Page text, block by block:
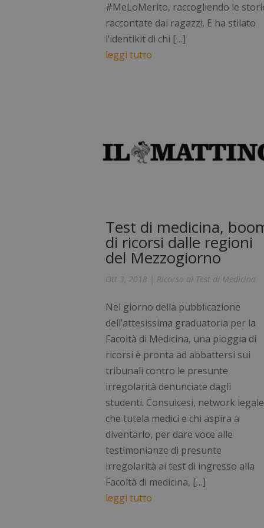
#MeLoMerito, raccogliendo le
raccontate dai ragazzi. E ha stilato
l’identikit di chi […]
leggi tutto
Test di medicina,
di ricorsi dalle regioni
del Mezzogiorno
Ott 3, 2018 Ricorso al Test di Medicina
Nel giorno della pubblicazione
dell’attesissima graduatoria per la
Facoltà di Medicina, una pioggia di
ricorsi è pronta ad abbattersi sui
tribunali contro le presunte
irregolarità denunciate dagli
studenti. Consulcesi, network legale
che tutela medici e chi aspira a
diventarlo, per dare voce alle
testimonianze di presunte
irregolarità ai test di ingresso alla
Facoltà di medicina, […]
leggi tutto
_tteu
_ga_FZHNWL9SQ9
_tteus